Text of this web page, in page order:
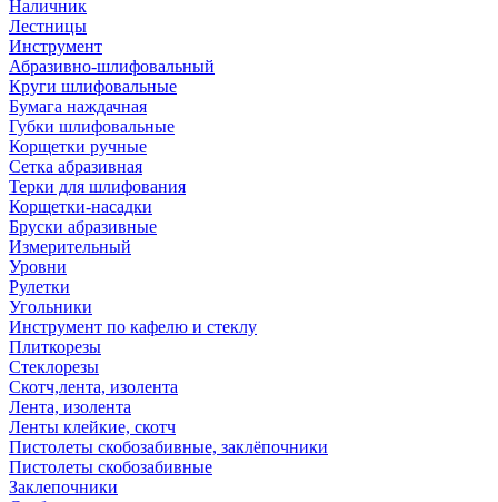
Наличник
Лестницы
Инструмент
Абразивно-шлифовальный
Круги шлифовальные
Бумага наждачная
Губки шлифовальные
Корщетки ручные
Сетка абразивная
Терки для шлифования
Корщетки-насадки
Бруски абразивные
Измерительный
Уровни
Рулетки
Угольники
Инструмент по кафелю и стеклу
Плиткорезы
Стеклорезы
Скотч,лента, изолента
Лента, изолента
Ленты клейкие, скотч
Пистолеты скобозабивные, заклёпочники
Пистолеты скобозабивные
Заклепочники